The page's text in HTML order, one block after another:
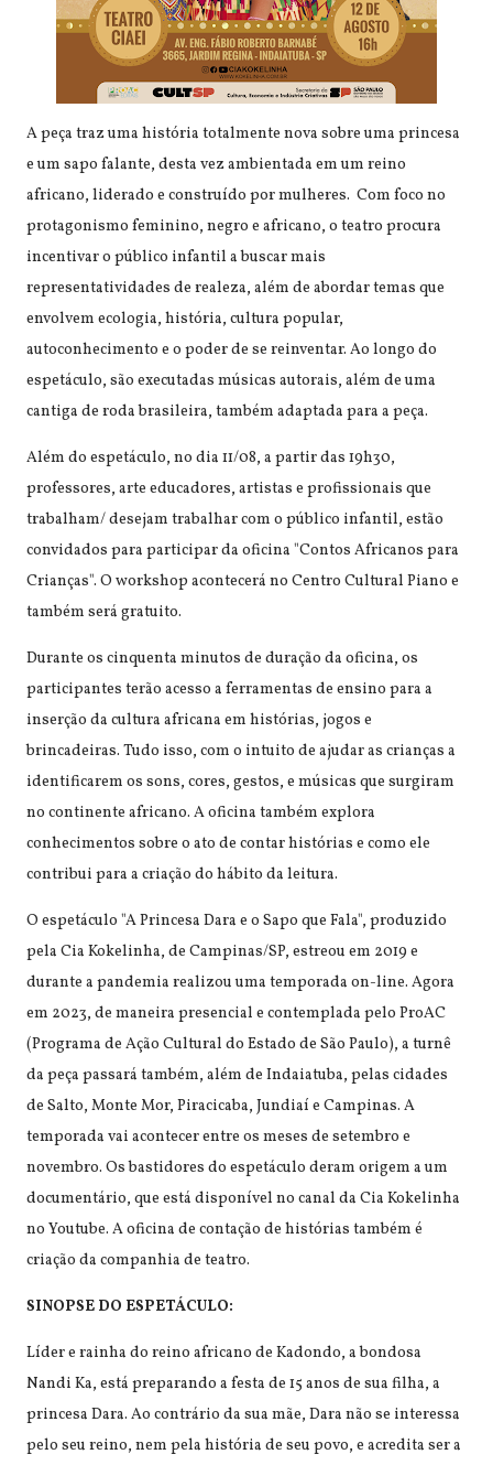
A peça traz uma história totalmente nova sobre uma princesa
e um sapo falante, desta vez ambientada em um reino
africano, liderado e construído por mulheres. Com foco no
protagonismo feminino, negro e africano, o teatro procura
incentivar o público infantil a buscar mais
representatividades de realeza, além de abordar temas que
envolvem ecologia, história, cultura popular,
autoconhecimento e o poder de se reinventar. Ao longo do
espetáculo, são executadas músicas autorais, além de uma
cantiga de roda brasileira, também adaptada para a peça.
Além do espetáculo, no dia 11/08, a partir das 19h30,
professores, arte educadores, artistas e profissionais que
trabalham/ desejam trabalhar com o público infantil, estão
convidados para participar da oficina "Contos Africanos para
Crianças". O workshop acontecerá no Centro Cultural Piano e
também será gratuito.
Durante os cinquenta minutos de duração da oficina, os
participantes terão acesso a ferramentas de ensino para a
inserção da cultura africana em histórias, jogos e
brincadeiras. Tudo isso, com o intuito de ajudar as crianças a
identificarem os sons, cores, gestos, e músicas que surgiram
no continente africano. A oficina também explora
conhecimentos sobre o ato de contar histórias e como ele
contribui para a criação do hábito da leitura.
O espetáculo "A Princesa Dara e o Sapo que Fala", produzido
pela Cia Kokelinha, de Campinas/SP, estreou em 2019 e
durante a pandemia realizou uma temporada on-line. Agora
em 2023, de maneira presencial e contemplada pelo ProAC
(Programa de Ação Cultural do Estado de São Paulo), a turnê
da peça passará também, além de Indaiatuba, pelas cidades
de Salto, Monte Mor, Piracicaba, Jundiaí e Campinas. A
temporada vai acontecer entre os meses de setembro e
novembro. Os bastidores do espetáculo deram origem a um
documentário, que está disponível no canal da Cia Kokelinha
no Youtube. A oficina de contação de histórias também é
criação da companhia de teatro.
SINOPSE DO ESPETÁCULO:
Líder e rainha do reino africano de Kadondo, a bondosa
Nandi Ka, está preparando a festa de 15 anos de sua filha, a
princesa Dara. Ao contrário da sua mãe, Dara não se interessa
pelo seu reino, nem pela história de seu povo, e acredita ser a